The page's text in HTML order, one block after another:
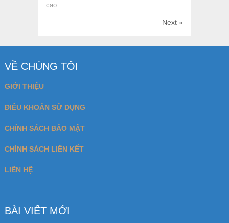
cao...
Next »
VỀ CHÚNG TÔI
GIỚI THIỆU
ĐIỀU KHOẢN SỬ DỤNG
CHÍNH SÁCH BẢO MẬT
CHÍNH SÁCH LIÊN KẾT
LIÊN HỆ
BÀI VIẾT MỚI